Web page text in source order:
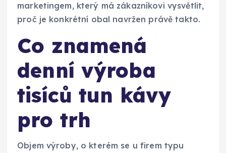
marketingem, který má zákazníkovi vysvětlit,
proč je konkrétní obal navržen právě takto.
Co znamená
denní výroba
tisíců tun kávy
pro trh
Objem výroby, o kterém se u firem typu